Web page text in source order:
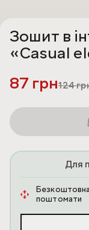
Зошит в
«Casual
87 грн124
Для
Безкоштовна
поштомати